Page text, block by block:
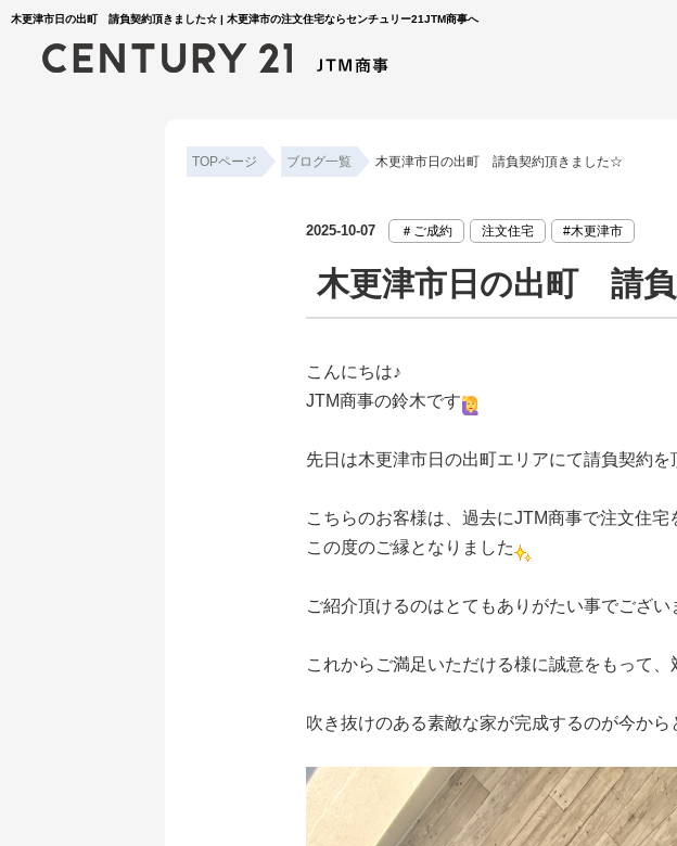
木更津市日の出町 請負契約頂きました☆ | 木更津市の注文住宅ならセンチュリー21JTM商事へ
TOPページ ブログ一覧 木更津市日の出町 請負契約頂きました☆
2025-10-07 ＃ご成約 注文住宅 #木更津市
木更津市日の出町 請
こんにちは♪
JTM商事の鈴木です
先日は木更津市日の出町エリアにて請負契約
こちらのお客様は、過去にJTM商事で注文住
この度のご縁となりました
ご紹介頂けるのはとてもありがたい事でござい
これからご満足いただける様に誠意をもって
吹き抜けのある素敵な家が完成するのが今から